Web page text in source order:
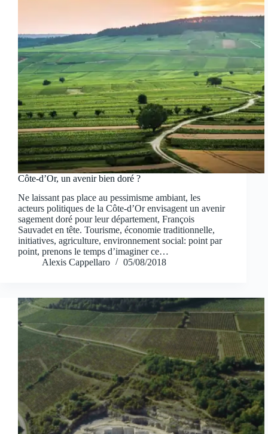
Côte-d’Or, un avenir bien doré ?
Ne laissant pas place au pessimisme ambiant, les
acteurs politiques de la Côte-d’Or envisagent un avenir
sagement doré pour leur département, François
Sauvadet en tête. Tourisme, économie traditionnelle,
initiatives, agriculture, environnement social: point par
point, prenons le temps d’imaginer ce…
Alexis Cappellaro
05/08/2018